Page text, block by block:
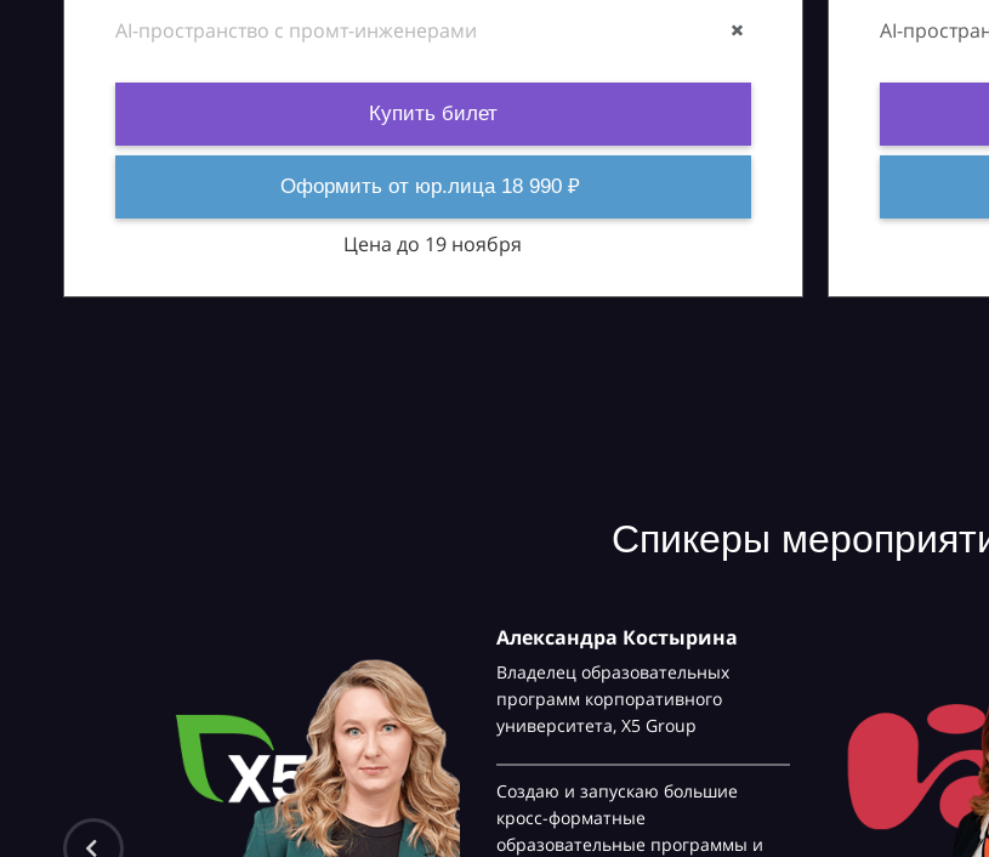
AI-пространство с промт-инженерами
Купить билет
Оформить от юр.лица 18 990 ₽
Цена до 19 ноября
AI-
Спикеры
Александра Костырина
Владелец образовательных
программ корпоративного
университета, Х5 Group
Создаю и запускаю большие
кросс-форматные
образовательные программы и